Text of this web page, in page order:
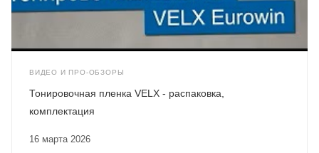
ВИДЕО И ПРО-ОБЗОРЫ
16 марта 2026
Тонировочная пленка VELX - распаковка,
комплектация